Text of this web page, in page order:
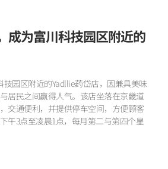
成为富川科技园区附近的
技园区附近的Yadllie药岱店，因兼具美味
居民之间赢得人气。该店坐落在京畿道
交通便利，并提供停车空间，方便顾客
午3点至凌晨1点，每月第二与第四个星